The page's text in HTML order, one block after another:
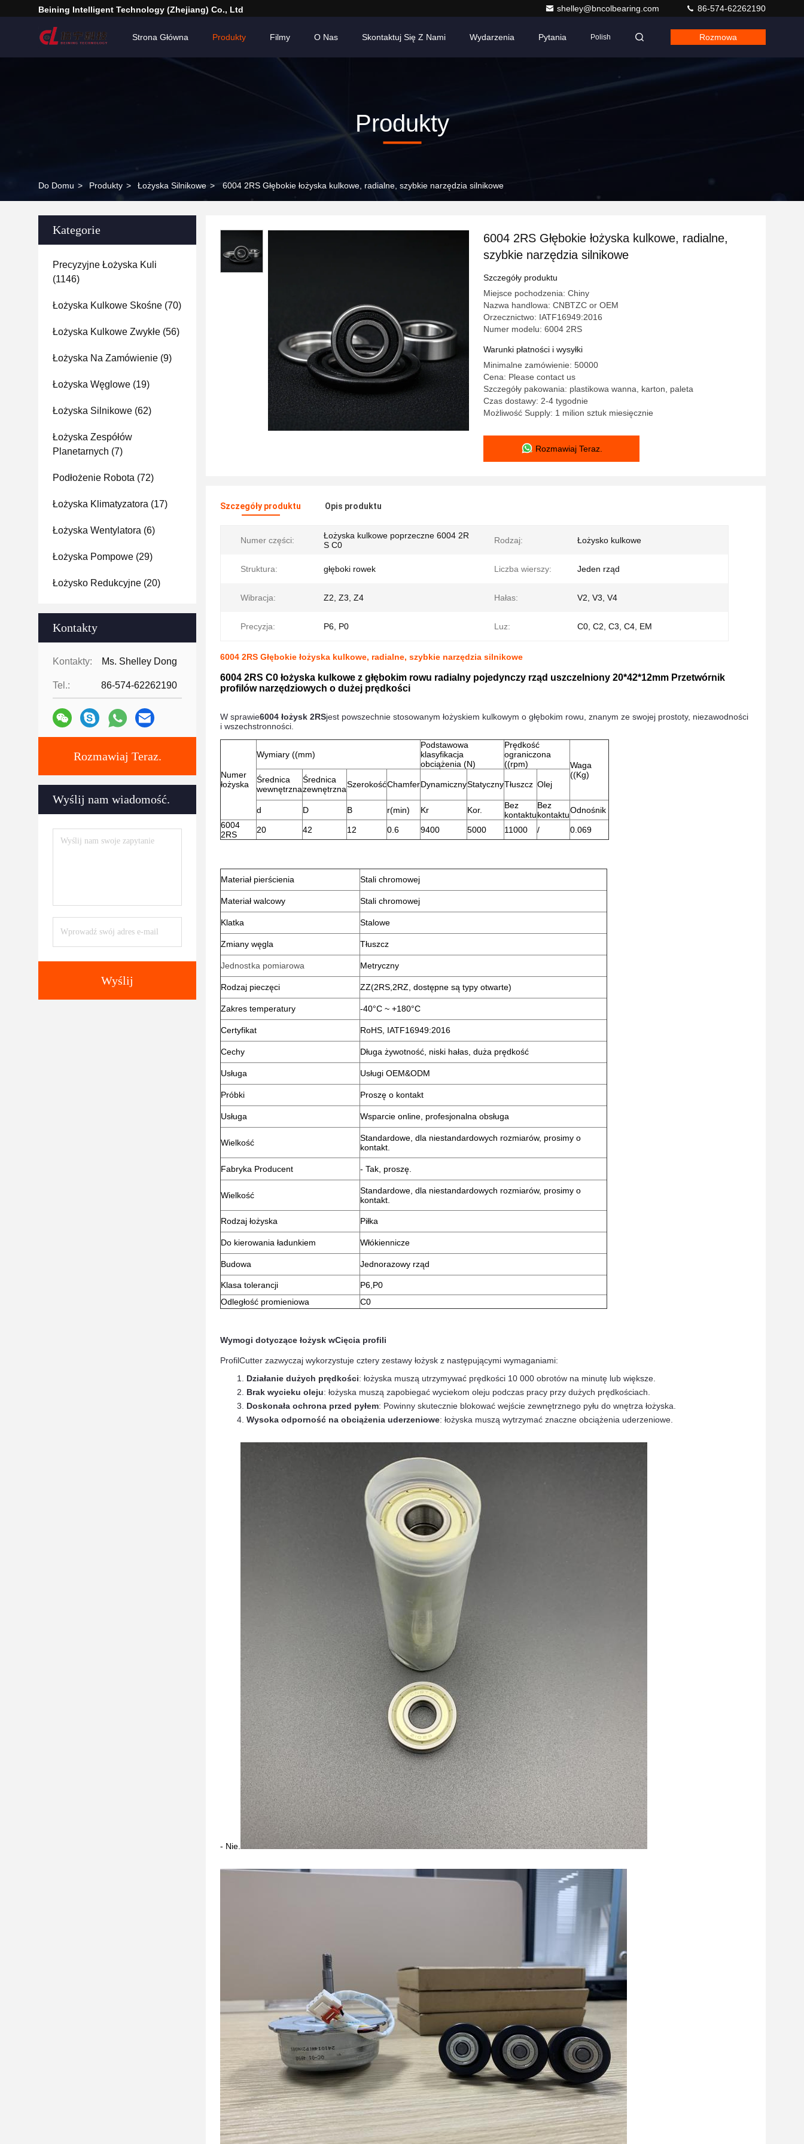
Beining Intelligent Technology (Zhejiang) Co., Ltd shelley@bncolbearing.com 86-574-62262190
Strona Główna Produkty Filmy O Nas Skontaktuj Się Z Nami Wydarzenia Pytania Polish Rozmowa
Produkty
Do Domu > Produkty > Łożyska Silnikowe > 6004 2RS Głębokie łożyska kulkowe, radialne, szybkie narzędzia silnikowe
Kategorie
Precyzyjne Łożyska Kuli
(1146)
Łożyska Kulkowe Skośne (70)
Łożyska Kulkowe Zwykłe (56)
Łożyska Na Zamówienie (9)
Łożyska Węglowe (19)
Łożyska Silnikowe (62)
Łożyska Zespółów
Planetarnych (7)
Podłożenie Robota (72)
Łożyska Klimatyzatora (17)
Łożyska Wentylatora (6)
Łożyska Pompowe (29)
Łożysko Redukcyjne (20)
Kontakty
Kontakty: Ms. Shelley Dong
Tel.: 86-574-62262190
Rozmawiaj Teraz.
Wyślij nam wiadomość.
Wyślij
6004 2RS Głębokie łożyska kulkowe, radialne,
szybkie narzędzia silnikowe
Szczegóły produktu
Miejsce pochodzenia: Chiny
Nazwa handlowa: CNBTZC or OEM
Orzecznictwo: IATF16949:2016
Numer modelu: 6004 2RS
Warunki płatności i wysyłki
Minimalne zamówienie: 50000
Cena: Please contact us
Szczegóły pakowania: plastikowa wanna, karton, paleta
Czas dostawy: 2-4 tygodnie
Możliwość Supply: 1 milion sztuk miesięcznie
Rozmawiaj Teraz.
Szczegóły produktu Opis produktu
Numer części:
Łożyska kulkowe poprzeczne 6004 2R
S C0
Rodzaj: Łożysko kulkowe
Struktura: głęboki rowek Liczba wierszy: Jeden rząd
Wibracja: Z2, Z3, Z4 Hałas: V2, V3, V4
Precyzja: P6, P0 Luz: C0, C2, C3, C4, EM
6004 2RS Głębokie łożyska kulkowe, radialne, szybkie narzędzia silnikowe
6004 2RS C0 łożyska kulkowe z głębokim rowu radialny pojedynczy rząd uszczelniony 20*42*12mm Przetwórnik
profilów narzędziowych o dużej prędkości
W sprawie6004 łożysk 2RSjest powszechnie stosowanym łożyskiem kulkowym o głębokim rowu, znanym ze swojej prostoty, niezawodności
i wszechstronności.
Numer
łożyska
Wymiary ((mm)
Podstawowa
klasyfikacja
obciążenia (N)
Prędkość
ograniczona
((rpm)
Waga
((Kg)
Średnica
wewnętrzna
Średnica
zewnętrznaSzerokośćChamferDynamicznyStatycznyTłuszcz Olej
d D B r(min) Kr Kor.
Bez
kontaktu
Bez
kontaktuOdnośnik
6004
2RS
20 42 12 0.6 9400 5000 11000 / 0.069
Materiał pierścienia Stali chromowej
Materiał walcowy Stali chromowej
Klatka Stalowe
Zmiany węgla Tłuszcz
Jednostka pomiarowa Metryczny
Rodzaj pieczęci ZZ(2RS 2RZ, dostępne są typy otwarte)
Zakres temperatury -40°C ~ +180°C
Certyfikat RoHS, IATF16949:2016
Cechy Długa żywotność, niski hałas, duża prędkość
Usługa Usługi OEM&ODM
Próbki Proszę o kontakt
Usługa Wsparcie online, profesjonalna obsługa
Wielkość
Standardowe, dla niestandardowych rozmiarów, prosimy o
kontakt.
Fabryka Producent - Tak, proszę.
Wielkość
Standardowe, dla niestandardowych rozmiarów, prosimy o
kontakt.
Rodzaj łożyska Piłka
Do kierowania ładunkiem Włókiennicze
Budowa Jednorazowy rząd
Klasa tolerancji
P6,P0
Odległość promieniowa
C0
Wymogi dotyczące łożysk wCięcia profili
ProfilCutter zazwyczaj wykorzystuje cztery zestawy łożysk z następującymi wymaganiami:
Działanie dużych prędkości: łożyska muszą utrzymywać prędkości 10 000 obrotów na minutę lub większe.
Brak wycieku oleju: łożyska muszą zapobiegać wyciekom oleju podczas pracy przy dużych prędkościach.
Doskonała ochrona przed pyłem: Powinny skutecznie blokować wejście zewnętrznego pyłu do wnętrza łożyska.
Wysoka odporność na obciążenia uderzeniowe: łożyska muszą wytrzymać znaczne obciążenia uderzeniowe.
- Nie.